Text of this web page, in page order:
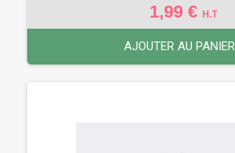
1,99 € H.T
AJOUTER AU PANIER